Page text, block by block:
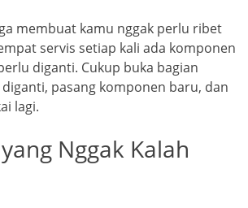
membuat kamu nggak perlu ribet
servis setiap kali ada komponen
diganti. Cukup buka bagian
pasang komponen baru, dan
lagi.
Nggak Kalah